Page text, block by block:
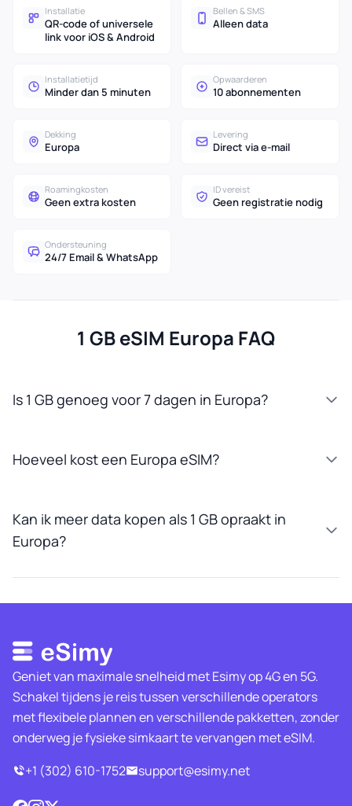
Installatie
QR-code of universele
link voor iOS & Android
Bellen & SMS
Alleen data
Installatietijd
Minder dan 5 minuten
Opwaarderen
10 abonnementen
Dekking
Europa
Levering
Direct via e-mail
Roamingkosten
Geen extra kosten
ID vereist
Geen registratie nodig
Ondersteuning
24/7 Email & WhatsApp
1 GB eSIM Europa FAQ
Is 1 GB genoeg voor 7 dagen in Europa?
Hoeveel kost een Europa eSIM?
Kan ik meer data kopen als 1 GB opraakt in
Europa?
Geniet van maximale snelheid met Esimy op 4G en 5G.
Schakel tijdens je reis tussen verschillende operators
met flexibele plannen en verschillende pakketten, zonder
onderweg je fysieke simkaart te vervangen met eSIM.
+1 (302) 610-1752
support@esimy.net